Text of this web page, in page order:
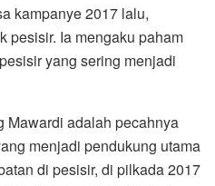
kampanye 2017 lalu,
pesisir. Ia mengaku paham
yang sering menjadi
Mawardi adalah pecahnya
menjadi pendukung utama
di pesisir, di pilkada 2017